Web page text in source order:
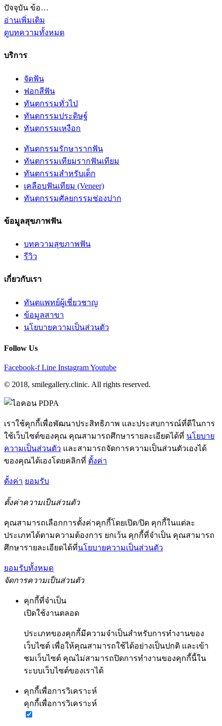
ปัจจุบัน ข้อ…
อ่านเพิ่มเติม
ดูบทความทั้งหมด
บริการ
จัดฟัน
ฟอกสีฟัน
ทันตกรรมทั่วไป
ทันตกรรมประดิษฐ์
ทันตกรรมเหงือก
ทันตกรรมรักษารากฟัน
ทันตกรรมเทียมรากฟันเทียม
ทันตกรรมสำหรับเด็ก
เคลือบฟันเทียม (Veneer)
ทันตกรรมศัลยกรรมช่องปาก
ข้อมูลสุขภาพฟัน
บทความสุขภาพฟัน
รีวิว
เกี่ยวกับเรา
ทันตแพทย์ผู้เชี่ยวชาญ
ข้อมูลสาขา
นโยบายความเป็นส่วนตัว
Follow Us
Facebook-f Line InstagramYoutube
© 2018, smilegallery.clinic. All rights reserved.
เราใช้คุกกี้เพื่อพัฒนาประสิทธิภาพ และประสบการณ์ที่ดีในการ
ใช้เว็บไซต์ของคุณ คุณสามารถศึกษารายละเอียดได้ที่ นโยบาย
ความเป็นส่วนตัว และสามารถจัดการความเป็นส่วนตัวเองได้
ของคุณได้เองโดยคลิกที่ ตั้งค่า
ตั้งค่า ยอมรับ
ตั้งค่าความเป็นส่วนตัว
คุณสามารถเลือกการตั้งค่าคุกกี้โดยเปิด/ปิด คุกกี้ในแต่ละ
ประเภทได้ตามความต้องการ ยกเว้น คุกกี้ที่จำเป็น คุณสามารถ
ศึกษารายละเอียดได้ที่นโยบายความเป็นส่วนตัว
ยอมรับทั้งหมด
จัดการความเป็นส่วนตัว
คุกกี้ที่จำเป็น
เปิดใช้งานตลอด
ประเภทของคุกกี้มีความจำเป็นสำหรับการทำงานของ
เว็บไซต์ เพื่อให้คุณสามารถใช้ได้อย่างเป็นปกติ และเข้า
ชมเว็บไซต์ คุณไม่สามารถปิดการทำงานของคุกกี้นี้ใน
ระบบเว็บไซต์ของเราได้
คุกกี้เพื่อการวิเคราะห์
คุกกี้เพื่อการวิเคราะห์